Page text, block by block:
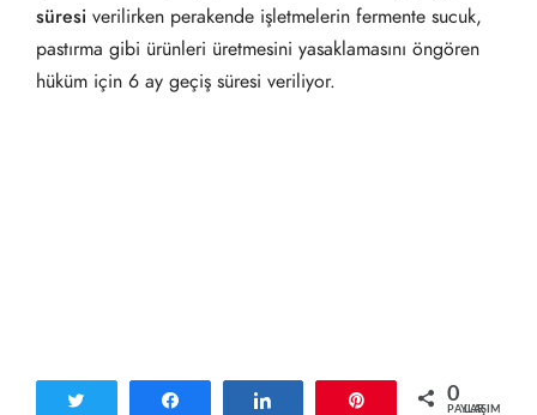
süresi verilirken perakende işletmelerin fermente sucuk,
pastırma gibi ürünleri üretmesini yasaklamasını öngören
hüküm için 6 ay geçiş süresi veriliyor.
0
PAYLAŞIMLAR